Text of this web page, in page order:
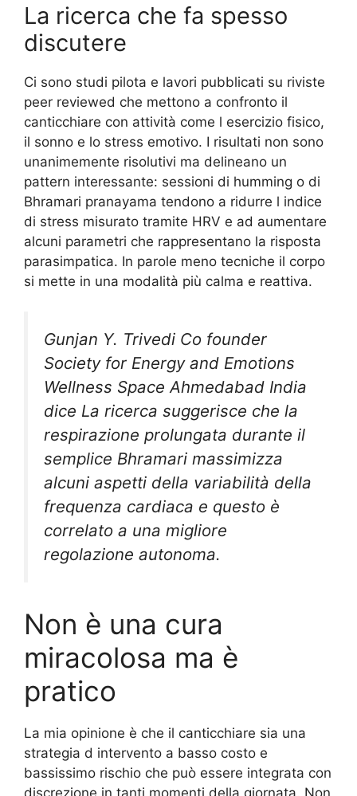
La ricerca che fa spesso
discutere
Ci sono studi pilota e lavori pubblicati su riviste
peer reviewed che mettono a confronto il
canticchiare con attività come l esercizio fisico,
il sonno e lo stress emotivo. I risultati non sono
unanimemente risolutivi ma delineano un
pattern interessante: sessioni di humming o di
Bhramari pranayama tendono a ridurre l indice
di stress misurato tramite HRV e ad aumentare
alcuni parametri che rappresentano la risposta
parasimpatica. In parole meno tecniche il corpo
si mette in una modalità più calma e reattiva.
Gunjan Y. Trivedi Co founder
Society for Energy and Emotions
Wellness Space Ahmedabad India
dice La ricerca suggerisce che la
respirazione prolungata durante il
semplice Bhramari massimizza
alcuni aspetti della variabilità della
frequenza cardiaca e questo è
correlato a una migliore
regolazione autonoma.
Non è una cura
miracolosa ma è
pratico
La mia opinione è che il canticchiare sia una
strategia d intervento a basso costo e
bassissimo rischio che può essere integrata con
discrezione in tanti momenti della giornata. Non